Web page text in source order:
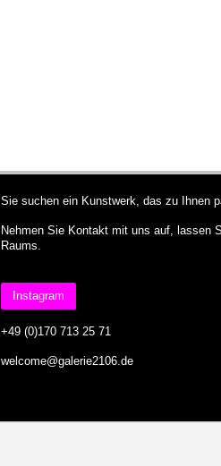
Sie suchen ein Kunstwerk, das zu Ihnen
Nehmen Sie Kontakt mit uns auf, lassen
Raums.
Instagram
+49 (0)170 713 25 71
welcome@galerie2106.de